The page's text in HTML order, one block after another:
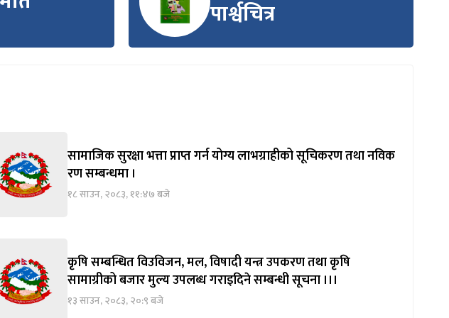
पार्श्वचित्र
सामाजिक सुरक्षा भत्ता प्राप्त गर्न योग्य लाभग्राहीको सूचिकरण तथा नविक
रण सम्बन्धमा ।
१८ साउन, २०८३, ११:४७ बजे
कृषि सम्बन्धित विउविजन, मल, विषादी यन्त्र उपकरण तथा कृषि
सामाग्रीको बजार मुल्य उपलब्ध गराइदिने सम्बन्धी सूचना ।।।
१३ साउन, २०८३, २०:९ बजे